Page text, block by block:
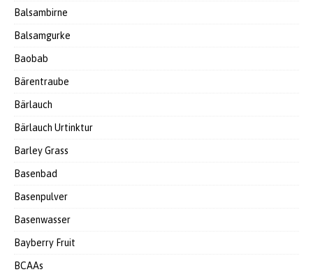
Balsambirne
Balsamgurke
Baobab
Bärentraube
Bärlauch
Bärlauch Urtinktur
Barley Grass
Basenbad
Basenpulver
Basenwasser
Bayberry Fruit
BCAAs